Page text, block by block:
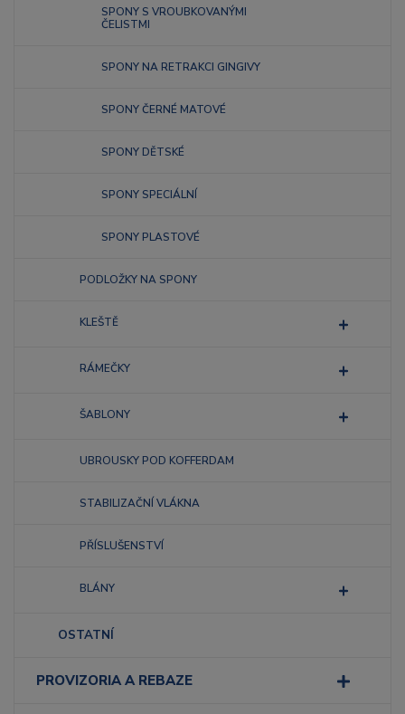
SPONY S VROUBKOVANÝMI
ČELISTMI
SPONY NA RETRAKCI GINGIVY
SPONY ČERNÉ MATOVÉ
SPONY DĚTSKÉ
SPONY SPECIÁLNÍ
SPONY PLASTOVÉ
PODLOŽKY NA SPONY
KLEŠTĚ
RÁMEČKY
ŠABLONY
UBROUSKY POD KOFFERDAM
STABILIZAČNÍ VLÁKNA
PŘÍSLUŠENSTVÍ
BLÁNY
OSTATNÍ
PROVIZORIA A REBAZE